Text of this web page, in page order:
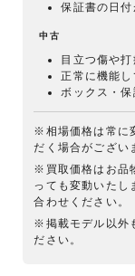
保証書の日
中古
目立つ傷や
正常に機能し
ボックス・
※相場価格は常に
だく場合がござい
※買取価格はお品
っても変動いたし
合わせください。
※掲載モデル以外
ださい。